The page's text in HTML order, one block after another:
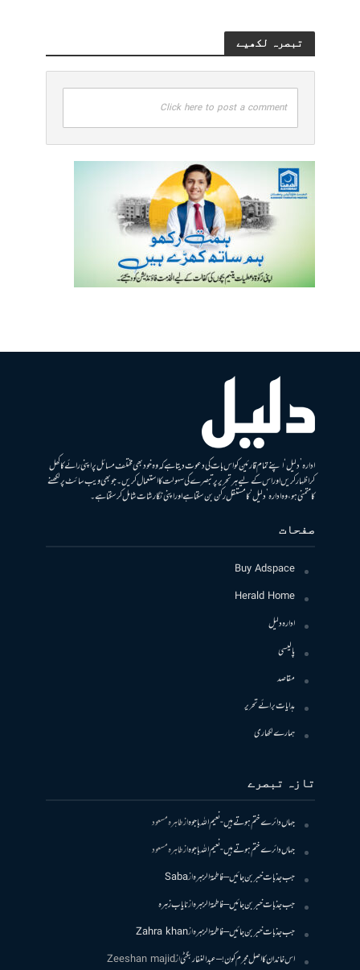
تبصرہ لکھیے
Click here to post a comment
ادارہ ’دلیل‘ اپنے تمام قارئین کو اس بات کی دعوت دیتا ہے کہ وہ خود بھی مختلف مسائل پر اپنی رائے کا کھل
کر اظہار کریں اور اس کے لیے ہر تحریر پر تبصرے کی سہولت کا استعمال کریں۔ جو بھی ویب سائٹ پر لکھنے
کا متمنی ہو، وہ ادارہ ’دلیل‘ کا مستقل رکن بن سکتا ہے اور اپنی نگارشات شامل کرسکتا ہے۔
صفحات
Buy Adspace
Herald Home
ادارہ دلیل
پالیسی
مقاصد
ہدایات برائے تحریر
ہمارے لکھاری
تازہ تبصرے
جہاں دائرے ختم ہوتے ہیں- نعیم اللہ باجوہازطاہرہ مسعود
جہاں دائرے ختم ہوتے ہیں- نعیم اللہ باجوہازطاہرہ مسعود
جب جذبات خبر بن جائیں – فاطمۃالزہرہازSaba
جب جذبات خبر بن جائیں – فاطمۃالزہرہازنایاب زہرہ
جب جذبات خبر بن جائیں – فاطمۃالزہرہازZahra khan
اس خاندان کا اصل مجرم کون! – عبدالغفار بگٹیازZeeshan majid